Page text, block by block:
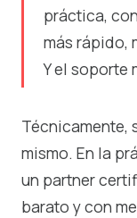
práctica,
más rápido,
Y el soporte
Técnicamente,
mismo. En la
un partner
barato y con